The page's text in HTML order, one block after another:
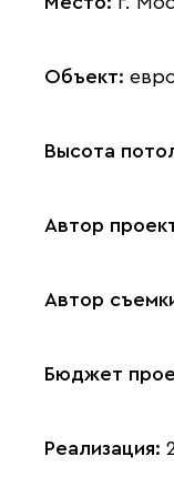
Объект:
Высота
Автор
Автор
Бюджет
Реализация: